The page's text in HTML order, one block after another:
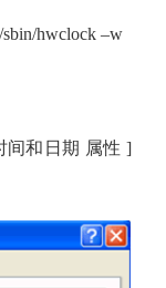
hwclock –w
间和日期 属性 ]